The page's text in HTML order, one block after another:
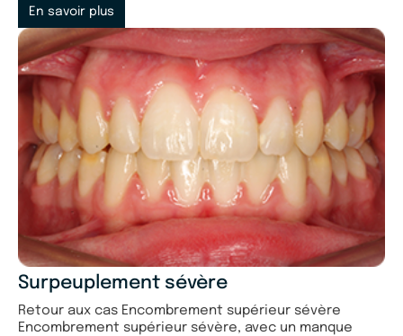
En savoir plus
Surpeuplement sévère
Retour aux cas Encombrement supérieur sévère
Encombrement supérieur sévère, avec un manque